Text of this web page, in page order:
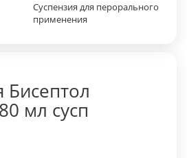
Суспензия для перорального
применения
Бисептол
мл сусп